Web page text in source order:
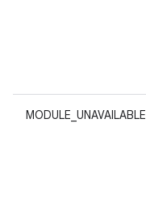
MODULE_UNAVAILABLE